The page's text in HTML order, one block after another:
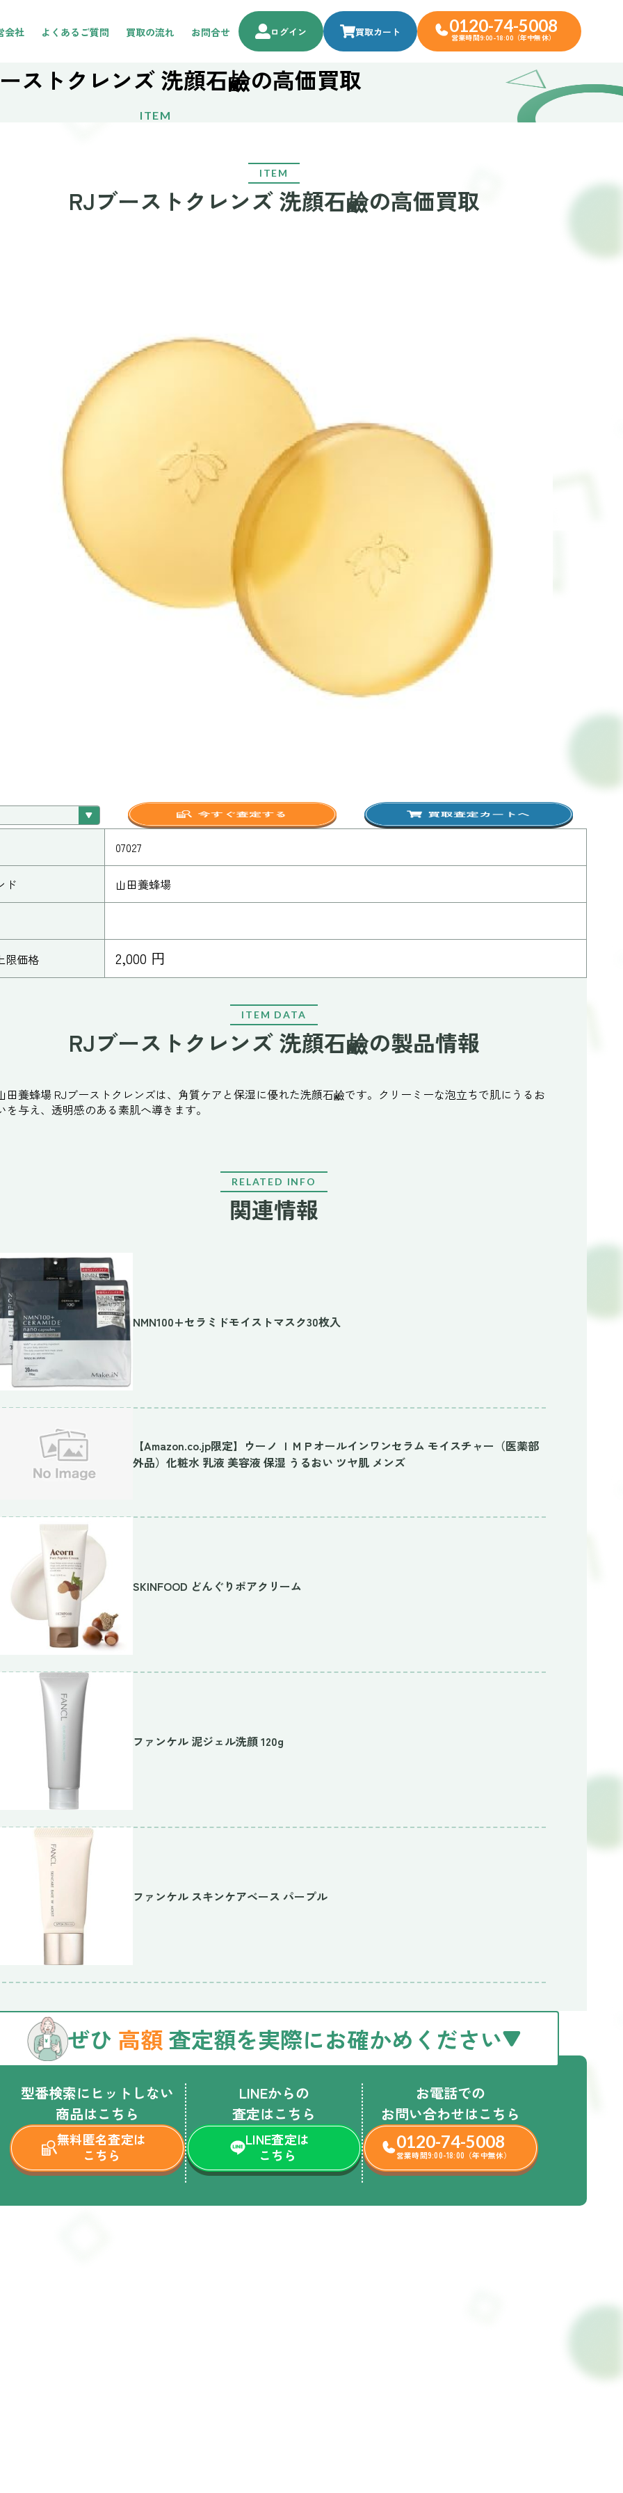
会社 よくあるご質問 買取の流れ お問合せ ログイン 買取カート 0120-74-5008
営業時間9:00-18:00（年中無休）
ストクレンズ 洗顔石鹼の高価買取
ITEM
ITEM
RJブーストクレンズ 洗顔石鹼の高価買取
07027
ド 山田養蜂場
限価格 2,000 円
ITEM DATA
RJブーストクレンズ 洗顔石鹼の製品情報
田養蜂場 RJブーストクレンズは、角質ケアと保湿に優れた洗顔石鹼です。クリーミーな泡立ちで肌にうるお
を与え、透明感のある素肌へ導きます。
RELATED INFO
関連情報
NMN100+セラミドモイストマスク30枚入
【Amazon.co.jp限定】ウーノ ＩＭＰオールインワンセラム モイスチャー（医薬部
外品）化粧水 乳液 美容液 保湿 うるおい ツヤ肌 メンズ
SKINFOOD どんぐりポアクリーム
ファンケル 泥ジェル洗顔 120g
ファンケル スキンケアベース パープル
型番検索にヒットしない
商品はこちら
無料匿名査定は
こちら
LINEからの
査定はこちら
LINE査定は
こちら
お電話での
お問い合わせはこちら
0120-74-5008
営業時間9:00-18:00（年中無休）
ぜひ 高額 査定額を実際にお確かめください